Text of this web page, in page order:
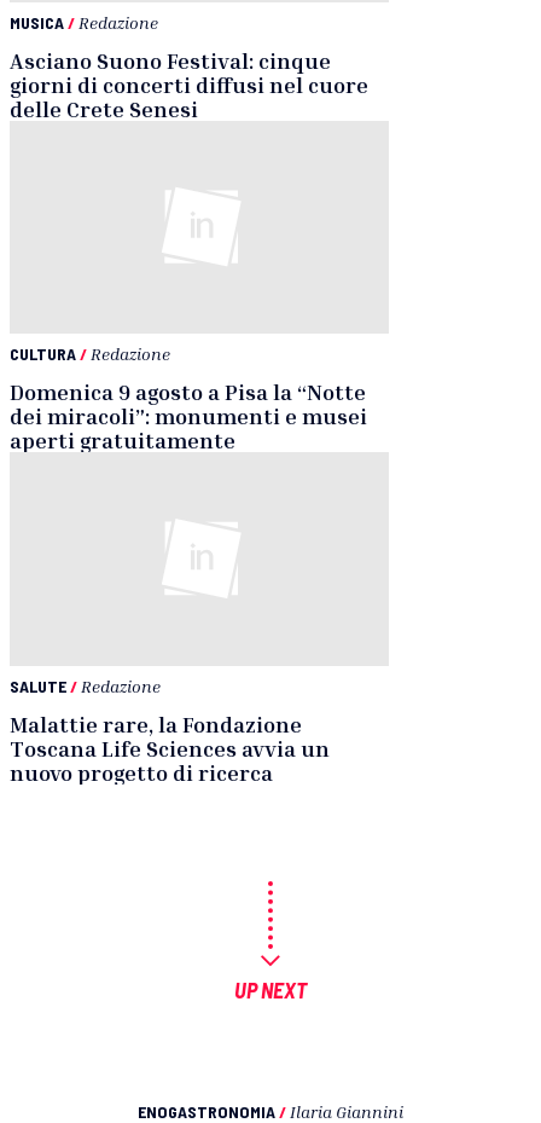
MUSICA/ Redazione
Asciano Suono Festival: cinque
giorni di concerti diffusi nel cuore
delle Crete Senesi
CULTURA/ Redazione
Domenica 9 agosto a Pisa la “Notte
dei miracoli”: monumenti e musei
aperti gratuitamente
SALUTE/ Redazione
Malattie rare, la Fondazione
Toscana Life Sciences avvia un
nuovo progetto di ricerca
UP NEXT
ENOGASTRONOMIA/ Ilaria Giannini